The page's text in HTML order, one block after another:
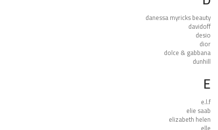
danessa myricks beauty
davidoff
desio
dior
dolce & gabbana
dunhill
E
e.l.f
elie saab
elizabeth helen